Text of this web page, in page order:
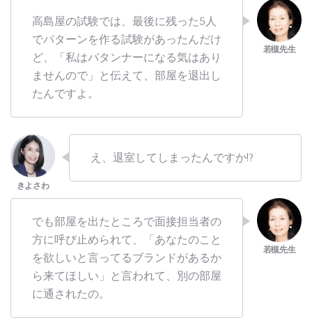
高島屋の試験では、最後に残った5人
でパターンを作る試験があったんだけ
ど、「私はパタンナーになる気はあり
ませんので」と伝えて、部屋を退出し
たんですよ。
え、退室してしまったんですか!?
でも部屋を出たところで面接担当者の
方に呼び止められて、「あなたのこと
を欲しいと言ってるブランドがあるか
ら来てほしい」と言われて、別の部屋
に通されたの。